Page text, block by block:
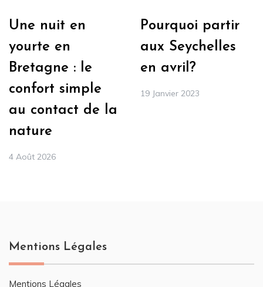
Une nuit en
yourte en
Bretagne : le
confort simple
au contact de la
nature
4 Août 2026
Pourquoi partir
aux Seychelles
en avril?
19 Janvier 2023
Mentions Légales
Mentions Légales